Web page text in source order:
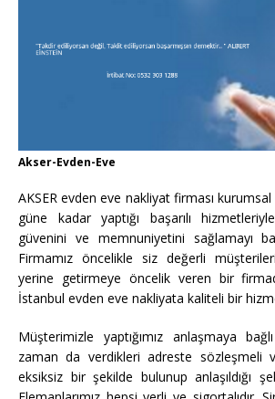
Akser-Evden-Eve
AKSER evden eve nakliyat firması
güne kadar yaptığı başarılı
güvenini ve memnuniyetini sağlamayı
Firmamız öncelikle siz değerli
yerine getirmeye öncelik veren bir
İstanbul evden eve nakliyata kaliteli bir
Müşterimizle yaptığımız anlaşmaya
zaman da verdikleri adreste sözleşmeli
eksiksiz bir şekilde bulunup anlaşıldığı